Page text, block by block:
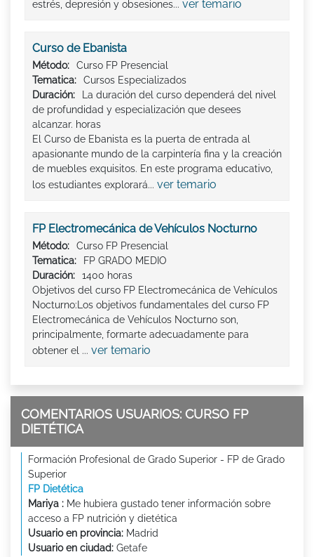
estrés, depresión y obsesiones... ver temario
Curso de Ebanista
Método:
Curso FP Presencial
Tematica:
Cursos Especializados
Duración:
La duración del curso dependerá del nivel
de profundidad y especialización que desees
alcanzar. horas
El Curso de Ebanista es la puerta de entrada al
apasionante mundo de la carpintería fina y la creación
de muebles exquisitos. En este programa educativo,
los estudiantes explorará... ver temario
FP Electromecánica de Vehículos Nocturno
Método:
Curso FP Presencial
Tematica:
FP GRADO MEDIO
Duración:
1400 horas
Objetivos del curso FP Electromecánica de Vehículos
Nocturno:Los objetivos fundamentales del curso FP
Electromecánica de Vehículos Nocturno son,
principalmente, formarte adecuadamente para
obtener el ... ver temario
COMENTARIOS USUARIOS: CURSO FP
DIETÉTICA
Formación Profesional de Grado Superior - FP de Grado
Superior
FP Dietética
Mariya : Me hubiera gustado tener información sobre
acceso a FP nutrición y dietética
Usuario en provincia: Madrid
Usuario en ciudad: Getafe